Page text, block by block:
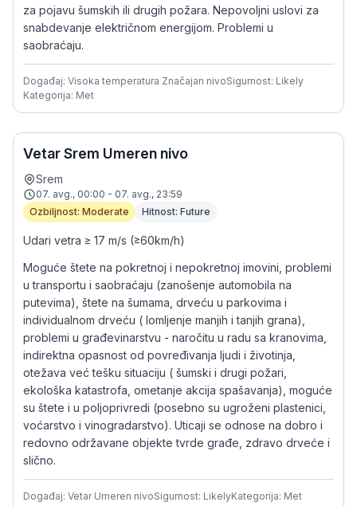
za pojavu šumskih ili drugih požara. Nepovoljni uslovi za
snabdevanje električnom energijom. Problemi u
saobraćaju.
Događaj: Visoka temperatura Značajan nivoSigurnost: Likely
Kategorija: Met
Vetar Srem Umeren nivo
Srem
07. avg., 00:00 - 07. avg., 23:59
Ozbiljnost: Moderate
Hitnost: Future
Udari vetra ≥ 17 m/s (≥60km/h)
Moguće štete na pokretnoj i nepokretnoj imovini, problemi
u transportu i saobraćaju (zanošenje automobila na
putevima), štete na šumama, drveću u parkovima i
individualnom drveću ( lomljenje manjih i tanjih grana),
problemi u građevinarstvu - naročitu u radu sa kranovima,
indirektna opasnost od povređivanja ljudi i životinja,
otežava već tešku situaciju ( šumski i drugi požari,
ekološka katastrofa, ometanje akcija spašavanja), moguće
su štete i u poljoprivredi (posebno su ugroženi plastenici,
voćarstvo i vinogradarstvo). Uticaji se odnose na dobro i
redovno održavane objekte tvrde građe, zdravo drveće i
slično.
Događaj: Vetar Umeren nivoSigurnost: LikelyKategorija: Met